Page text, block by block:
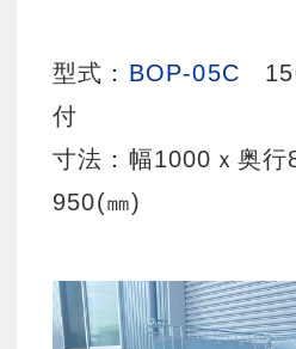
型式： BOP-05C
付
寸法：幅1000ｘ奥行
950(㎜)